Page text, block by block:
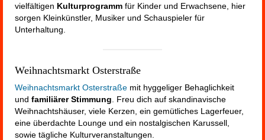
vielfältigen Kulturprogramm für Kinder und Erwachsene, hier
sorgen Kleinkünstler, Musiker und Schauspieler für
Unterhaltung.
Weihnachtsmarkt Osterstraße
Weihnachtsmarkt Osterstraße mit hyggeliger Behaglichkeit
und familiärer Stimmung . Freu dich auf skandinavische
Weihnachtshäuser, viele Kerzen, ein gemütliches Lagerfeuer,
eine überdachte Lounge und ein nostalgischen Karussell,
sowie tägliche Kulturveranstaltungen.